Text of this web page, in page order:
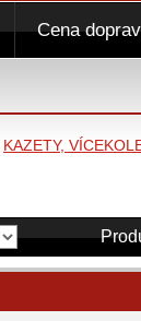
KAZETY,
Cena